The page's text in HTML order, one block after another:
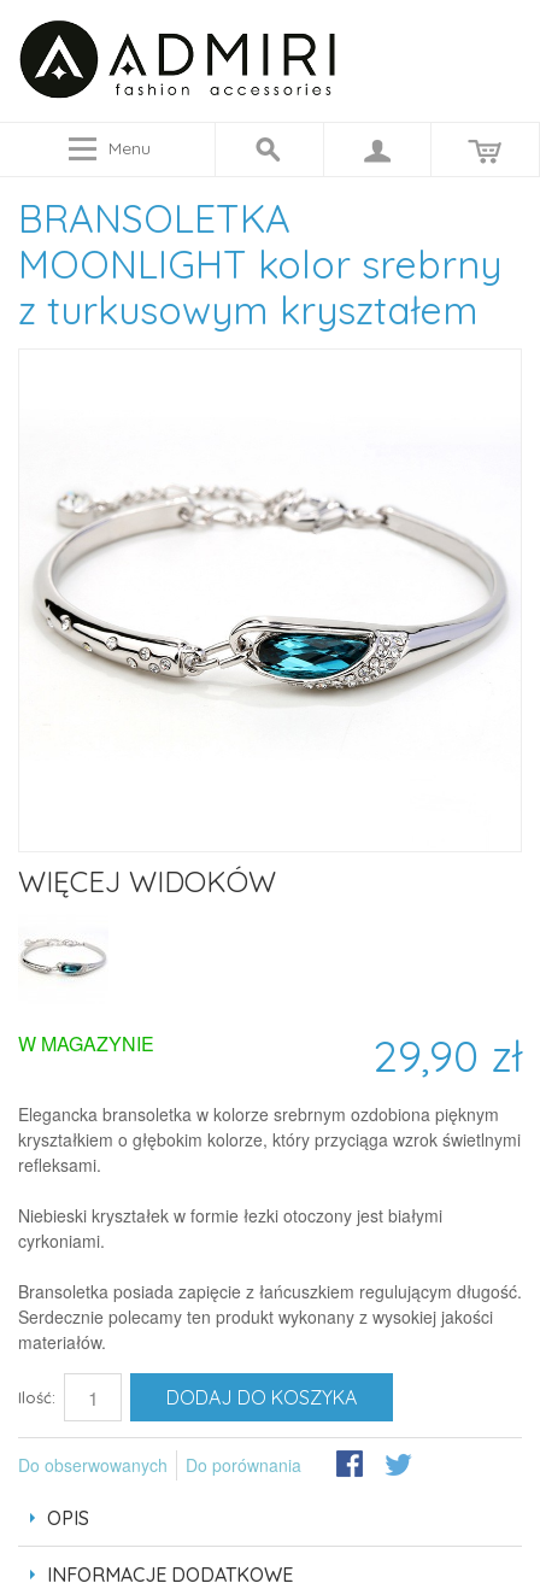
Menu
BRANSOLETKA
MOONLIGHT kolor srebrny
z turkusowym kryształem
WIĘCEJ WIDOKÓW
29,90 zł
W MAGAZYNIE
Elegancka bransoletka w kolorze srebrnym ozdobiona pięknym
kryształkiem o głębokim kolorze, który przyciąga wzrok świetlnymi
refleksami.
Niebieski kryształek w formie łezki otoczony jest białymi
cyrkoniami.
Bransoletka posiada zapięcie z łańcuszkiem regulującym długość.
Serdecznie polecamy ten produkt wykonany z wysokiej jakości
materiałów.
Ilość: DODAJ DO KOSZYKA
Do obserwowanych Do porównania
OPIS
INFORMACJE DODATKOWE